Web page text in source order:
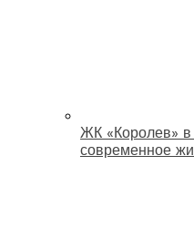
ЖК «Королев»
современное